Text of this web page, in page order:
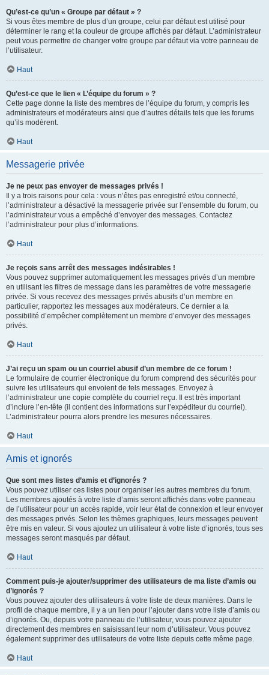
Qu’est-ce qu’un « Groupe par défaut » ?
Si vous êtes membre de plus d’un groupe, celui par défaut est utilisé pour
déterminer le rang et la couleur de groupe affichés par défaut. L’administrateur
peut vous permettre de changer votre groupe par défaut via votre panneau de
l’utilisateur.
Haut
Qu’est-ce que le lien « L’équipe du forum » ?
Cette page donne la liste des membres de l’équipe du forum, y compris les
administrateurs et modérateurs ainsi que d’autres détails tels que les forums
qu’ils modèrent.
Haut
Messagerie privée
Je ne peux pas envoyer de messages privés !
Il y a trois raisons pour cela : vous n’êtes pas enregistré et/ou connecté,
l’administrateur a désactivé la messagerie privée sur l’ensemble du forum, ou
l’administrateur vous a empêché d’envoyer des messages. Contactez
l’administrateur pour plus d’informations.
Haut
Je reçois sans arrêt des messages indésirables !
Vous pouvez supprimer automatiquement les messages privés d’un membre
en utilisant les filtres de message dans les paramètres de votre messagerie
privée. Si vous recevez des messages privés abusifs d’un membre en
particulier, rapportez les messages aux modérateurs. Ce dernier a la
possibilité d’empêcher complètement un membre d’envoyer des messages
privés.
Haut
J’ai reçu un spam ou un courriel abusif d’un membre de ce forum !
Le formulaire de courrier électronique du forum comprend des sécurités pour
suivre les utilisateurs qui envoient de tels messages. Envoyez à
l’administrateur une copie complète du courriel reçu. Il est très important
d’inclure l’en-tête (il contient des informations sur l’expéditeur du courriel).
L’administrateur pourra alors prendre les mesures nécessaires.
Haut
Amis et ignorés
Que sont mes listes d’amis et d’ignorés ?
Vous pouvez utiliser ces listes pour organiser les autres membres du forum.
Les membres ajoutés à votre liste d’amis seront affichés dans votre panneau
de l’utilisateur pour un accès rapide, voir leur état de connexion et leur envoyer
des messages privés. Selon les thèmes graphiques, leurs messages peuvent
être mis en valeur. Si vous ajoutez un utilisateur à votre liste d’ignorés, tous ses
messages seront masqués par défaut.
Haut
Comment puis-je ajouter/supprimer des utilisateurs de ma liste d’amis ou
d’ignorés ?
Vous pouvez ajouter des utilisateurs à votre liste de deux manières. Dans le
profil de chaque membre, il y a un lien pour l’ajouter dans votre liste d’amis ou
d’ignorés. Ou, depuis votre panneau de l’utilisateur, vous pouvez ajouter
directement des membres en saisissant leur nom d’utilisateur. Vous pouvez
également supprimer des utilisateurs de votre liste depuis cette même page.
Haut